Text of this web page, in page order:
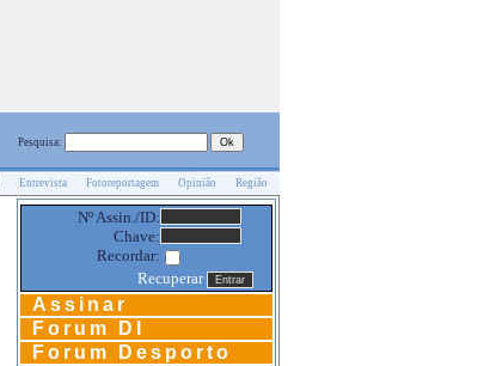
Pesquisa:
Entrevista Fotoreportagem Opinião Região
Nº Assin./ID:
Chave:
Recordar:
Recuperar
Assinar
Forum DI
Forum Desporto